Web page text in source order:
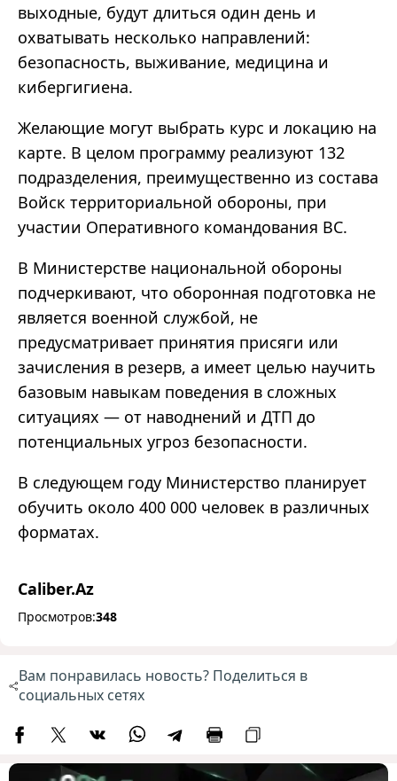
выходные, будут длиться один день и
охватывать несколько направлений:
безопасность, выживание, медицина и
кибергигиена.
Желающие могут выбрать курс и локацию на
карте. В целом программу реализуют 132
подразделения, преимущественно из состава
Войск территориальной обороны, при
участии Оперативного командования ВС.
В Министерстве национальной обороны
подчеркивают, что оборонная подготовка не
является военной службой, не
предусматривает принятия присяги или
зачисления в резерв, а имеет целью научить
базовым навыкам поведения в сложных
ситуациях — от наводнений и ДТП до
потенциальных угроз безопасности.
В следующем году Министерство планирует
обучить около 400 000 человек в различных
форматах.
Caliber.Az
Просмотров:348
Вам понравилась новость? Поделиться в
социальных сетях